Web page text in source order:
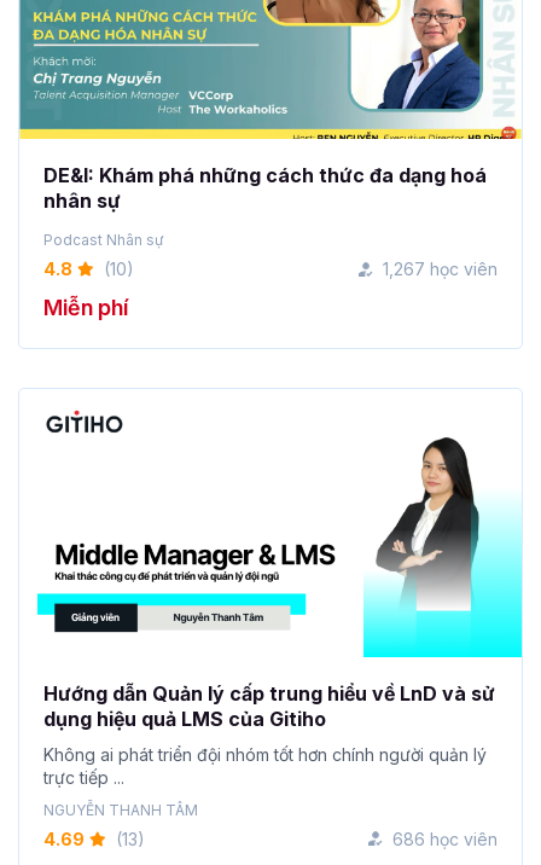
DE&I: Khám phá những cách thức đa dạng hoá
nhân sự
Podcast Nhân sự
4.8 (10) 1,267 học viên
Miễn phí
Hướng dẫn Quản lý cấp trung hiểu về LnD và sử
dụng hiệu quả LMS của Gitiho
Không ai phát triển đội nhóm tốt hơn chính người quản lý
trực tiếp ...
NGUYỄN THANH TÂM
4.69 (13) 686 học viên